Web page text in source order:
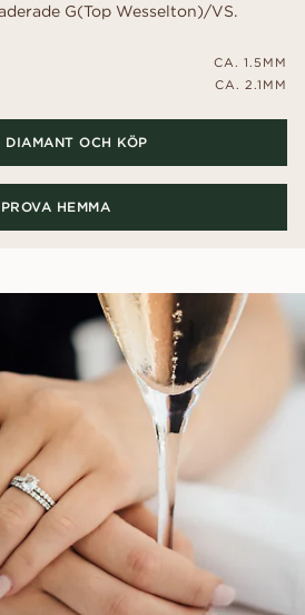
G(Top Wesselton)/VS.
CA. 1.5MM
CA. 2.1MM
DIAMANT OCH KÖP
PROVA HEMMA